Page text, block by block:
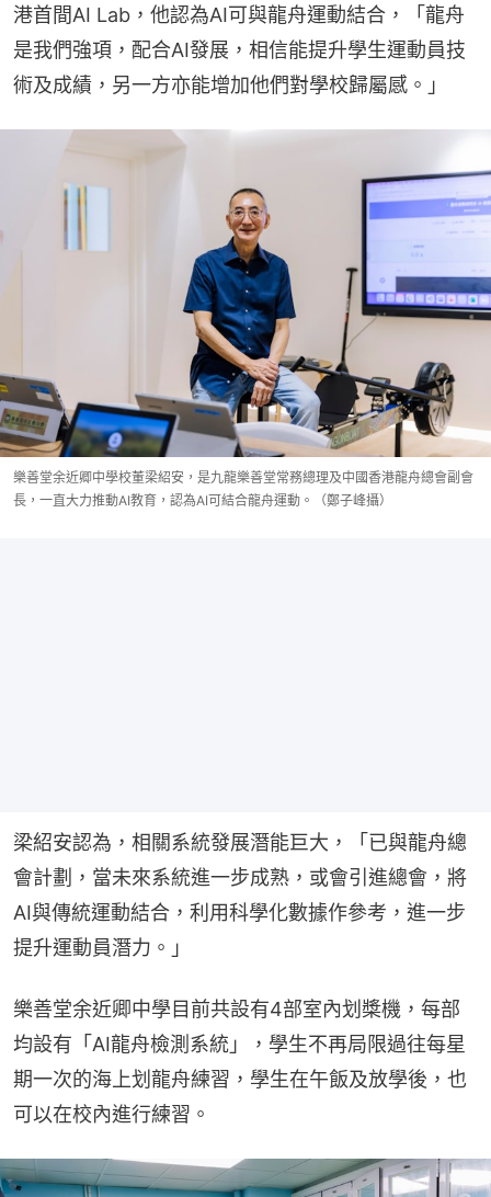
港首間AI Lab，他認為AI可與龍舟運動結合，「龍舟
是我們強項，配合AI發展，相信能提升學生運動員技
術及成績，另一方亦能增加他們對學校歸屬感。」
樂善堂余近卿中學校董梁紹安，是九龍樂善堂常務總理及中國香港龍舟總會副會
長，一直大力推動AI教育，認為AI可結合龍舟運動。（鄭子峰攝）
梁紹安認為，相關系統發展潛能巨大，「已與龍舟總
會計劃，當未來系統進一步成熟，或會引進總會，將
AI與傳統運動結合，利用科學化數據作參考，進一步
提升運動員潛力。」
樂善堂余近卿中學目前共設有4部室內划槳機，每部
均設有「AI龍舟檢測系統」，學生不再局限過往每星
期一次的海上划龍舟練習，學生在午飯及放學後，也
可以在校內進行練習。